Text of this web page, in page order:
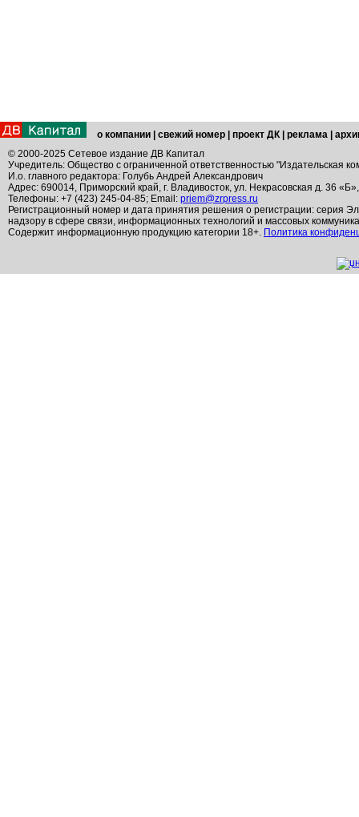
о компании свежий номер проект ДК реклама
© 2000-2025 Сетевое издание ДВ Капитал
Учредитель: Общество с ограниченной ответственностью "Издательская
И.о. главного редактора: Голубь Андрей Александрович
Адрес: 690014, Приморский край, г. Владивосток, ул. Некрасовская д. 36
Телефоны: +7 (423) 245-04-85; Email: priem@zrpress.ru
Регистрационный номер и дата принятия решения о регистрации: серия
надзору в сфере связи, информационных технологий и массовых
Содержит информационную продукцию категории 18+. Политика